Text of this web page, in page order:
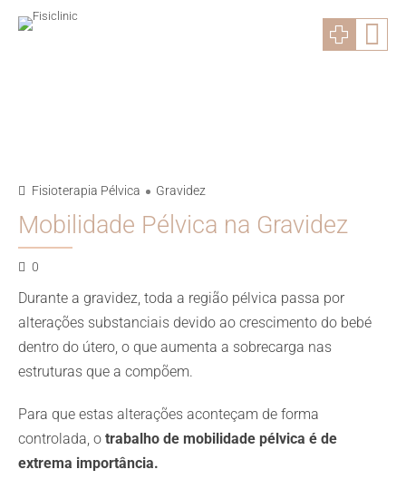
Fisioterapia Pélvica Gravidez
Mobilidade Pélvica na Gravidez
0
Durante a gravidez, toda a região pélvica passa por
alterações substanciais devido ao crescimento do bebé
dentro do útero, o que aumenta a sobrecarga nas
estruturas que a compõem.
Para que estas alterações aconteçam de forma
controlada, o trabalho de mobilidade pélvica é de
extrema importância.